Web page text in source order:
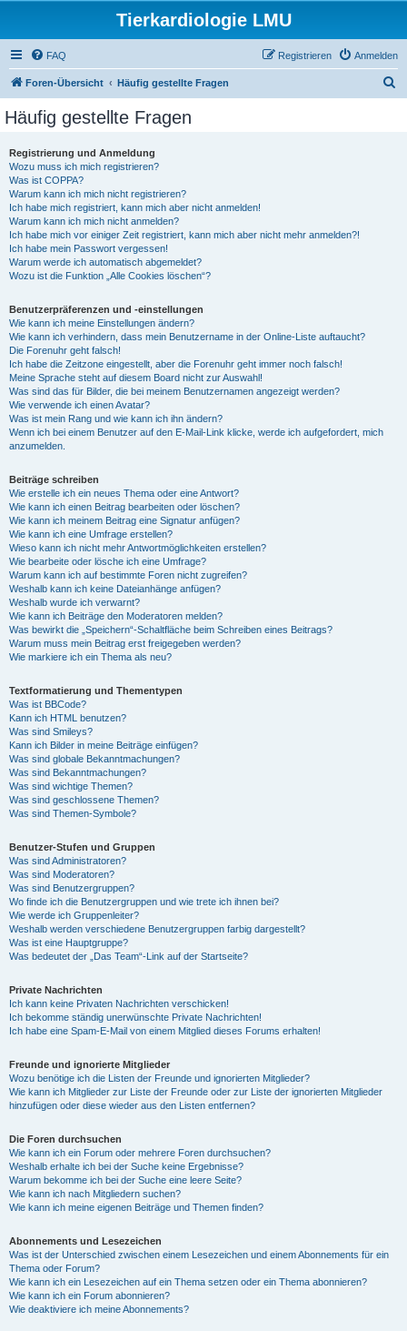
Tierkardiologie LMU
FAQ Anmelden
Registrieren
Foren-Übersicht Häufig gestellte Fragen
Häufig gestellte Fragen
Registrierung und Anmeldung
Wozu muss ich mich registrieren?
Was ist COPPA?
Warum kann ich mich nicht registrieren?
Ich habe mich registriert, kann mich aber nicht anmelden!
Warum kann ich mich nicht anmelden?
Ich habe mich vor einiger Zeit registriert, kann mich aber nicht mehr anmelden?!
Ich habe mein Passwort vergessen!
Warum werde ich automatisch abgemeldet?
Wozu ist die Funktion „Alle Cookies löschen“?
Benutzerpräferenzen und -einstellungen
Wie kann ich meine Einstellungen ändern?
Wie kann ich verhindern, dass mein Benutzername in der Online-Liste auftaucht?
Die Forenuhr geht falsch!
Ich habe die Zeitzone eingestellt, aber die Forenuhr geht immer noch falsch!
Meine Sprache steht auf diesem Board nicht zur Auswahl!
Was sind das für Bilder, die bei meinem Benutzernamen angezeigt werden?
Wie verwende ich einen Avatar?
Was ist mein Rang und wie kann ich ihn ändern?
Wenn ich bei einem Benutzer auf den E-Mail-Link klicke, werde ich aufgefordert, mich
anzumelden.
Beiträge schreiben
Wie erstelle ich ein neues Thema oder eine Antwort?
Wie kann ich einen Beitrag bearbeiten oder löschen?
Wie kann ich meinem Beitrag eine Signatur anfügen?
Wie kann ich eine Umfrage erstellen?
Wieso kann ich nicht mehr Antwortmöglichkeiten erstellen?
Wie bearbeite oder lösche ich eine Umfrage?
Warum kann ich auf bestimmte Foren nicht zugreifen?
Weshalb kann ich keine Dateianhänge anfügen?
Weshalb wurde ich verwarnt?
Wie kann ich Beiträge den Moderatoren melden?
Was bewirkt die „Speichern“-Schaltfläche beim Schreiben eines Beitrags?
Warum muss mein Beitrag erst freigegeben werden?
Wie markiere ich ein Thema als neu?
Textformatierung und Thementypen
Was ist BBCode?
Kann ich HTML benutzen?
Was sind Smileys?
Kann ich Bilder in meine Beiträge einfügen?
Was sind globale Bekanntmachungen?
Was sind Bekanntmachungen?
Was sind wichtige Themen?
Was sind geschlossene Themen?
Was sind Themen-Symbole?
Benutzer-Stufen und Gruppen
Was sind Administratoren?
Was sind Moderatoren?
Was sind Benutzergruppen?
Wo finde ich die Benutzergruppen und wie trete ich ihnen bei?
Wie werde ich Gruppenleiter?
Weshalb werden verschiedene Benutzergruppen farbig dargestellt?
Was ist eine Hauptgruppe?
Was bedeutet der „Das Team“-Link auf der Startseite?
Private Nachrichten
Ich kann keine Privaten Nachrichten verschicken!
Ich bekomme ständig unerwünschte Private Nachrichten!
Ich habe eine Spam-E-Mail von einem Mitglied dieses Forums erhalten!
Freunde und ignorierte Mitglieder
Wozu benötige ich die Listen der Freunde und ignorierten Mitglieder?
Wie kann ich Mitglieder zur Liste der Freunde oder zur Liste der ignorierten Mitglieder
hinzufügen oder diese wieder aus den Listen entfernen?
Die Foren durchsuchen
Wie kann ich ein Forum oder mehrere Foren durchsuchen?
Weshalb erhalte ich bei der Suche keine Ergebnisse?
Warum bekomme ich bei der Suche eine leere Seite?
Wie kann ich nach Mitgliedern suchen?
Wie kann ich meine eigenen Beiträge und Themen finden?
Abonnements und Lesezeichen
Was ist der Unterschied zwischen einem Lesezeichen und einem Abonnements für ein
Thema oder Forum?
Wie kann ich ein Lesezeichen auf ein Thema setzen oder ein Thema abonnieren?
Wie kann ich ein Forum abonnieren?
Wie deaktiviere ich meine Abonnements?